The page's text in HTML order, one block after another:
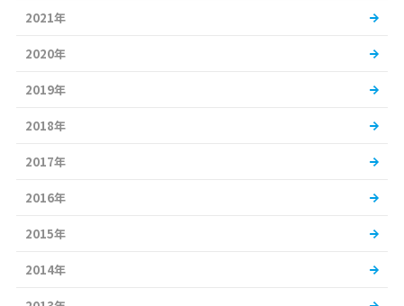
2021年
2020年
2019年
2018年
2017年
2016年
2015年
2014年